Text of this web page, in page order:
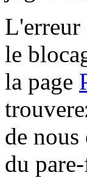
L'erreur
le
la page
de nous
du